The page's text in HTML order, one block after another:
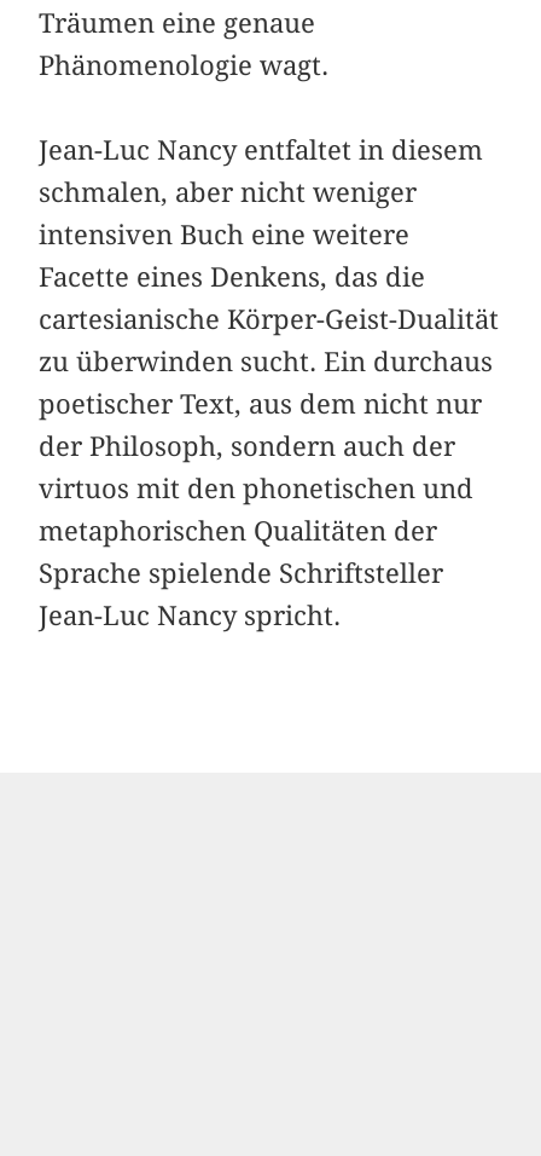
Träumen eine genaue
Phänomenologie wagt.
Jean-Luc Nancy entfaltet in diesem
schmalen, aber nicht weniger
intensiven Buch eine weitere
Facette eines Denkens, das die
cartesianische Körper-Geist-Dualität
zu überwinden sucht. Ein durchaus
poetischer Text, aus dem nicht nur
der Philosoph, sondern auch der
virtuos mit den phonetischen und
metaphorischen Qualitäten der
Sprache spielende Schriftsteller
Jean-Luc Nancy spricht.